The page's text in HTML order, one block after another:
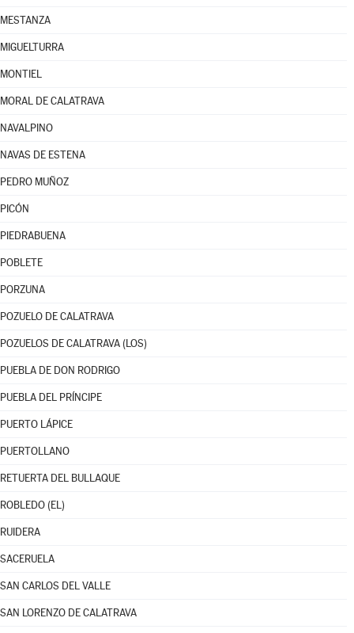
MESTANZA
MIGUELTURRA
MONTIEL
MORAL DE CALATRAVA
NAVALPINO
NAVAS DE ESTENA
PEDRO MUÑOZ
PICÓN
PIEDRABUENA
POBLETE
PORZUNA
POZUELO DE CALATRAVA
POZUELOS DE CALATRAVA (LOS)
PUEBLA DE DON RODRIGO
PUEBLA DEL PRÍNCIPE
PUERTO LÁPICE
PUERTOLLANO
RETUERTA DEL BULLAQUE
ROBLEDO (EL)
RUIDERA
SACERUELA
SAN CARLOS DEL VALLE
SAN LORENZO DE CALATRAVA